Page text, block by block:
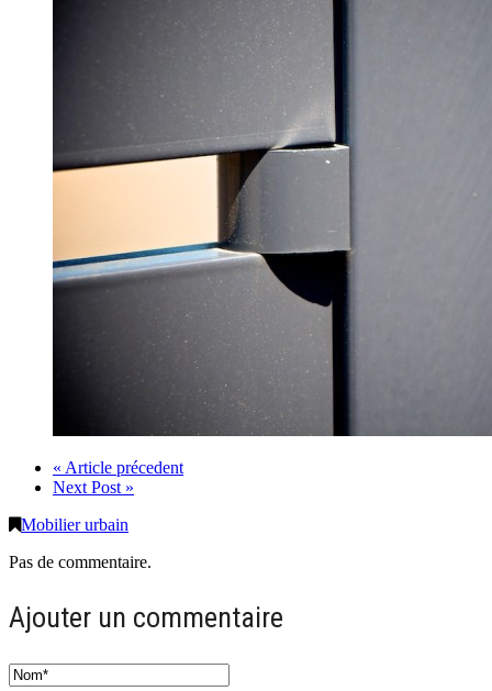
« Article précedent
Next Post »
Mobilier urbain
Pas de commentaire.
Ajouter un commentaire